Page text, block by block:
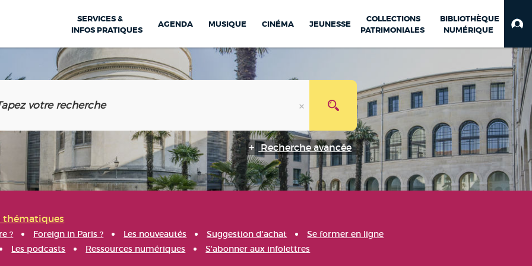
SERVICES &
INFOS PRATIQUES
AGENDA MUSIQUE CINÉMA JEUNESSE
COLLECTIONS
PATRIMONIALES
BIBLIOTHÈQUE
NUMÉRIQUE
Recherche avancée
thématiques
? Foreign in Paris ? Les nouveautés Suggestion d'achat
Se former en ligne
Les podcasts Ressources numériques S'abonner aux infolettres